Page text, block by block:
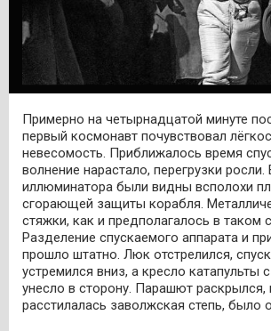
Примерно на четырнадцатой минуте
первый космонавт почувствовал
невесомость. Приближалось время
волнение нарастало, перегрузки
иллюминатора были видны всполохи
сгорающей защиты корабля.
стяжки, как и предполагалось в таком
Разделение спускаемого аппарата и
прошло штатно. Люк отстрелился,
устремился вниз, а кресло катапульты
унесло в сторону. Парашют раскрылся,
расстилалась заволжская степь, было